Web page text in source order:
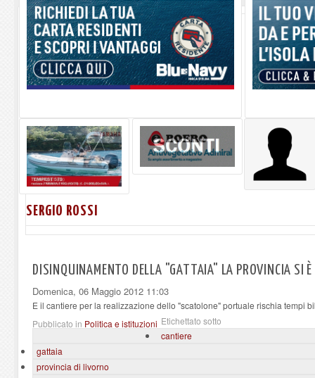
Il 9 e 11 agosto, due passeggiate alla scoperta di chiese, santi, antichi
Danilo Casali, marinaio decorato dell’Elba e la straordinaria traversata con
SERGIO ROSSI
DISINQUINAMENTO DELLA "GATTAIA" LA PROVINCIA SI
Domenica, 06 Maggio 2012 11:03
E il cantiere per la realizzazione dello "scatolone" portuale rischia tempi
Pubblicato in Politica e istituzioni Etichettato sotto
cantiere
gattaia
provincia di livorno